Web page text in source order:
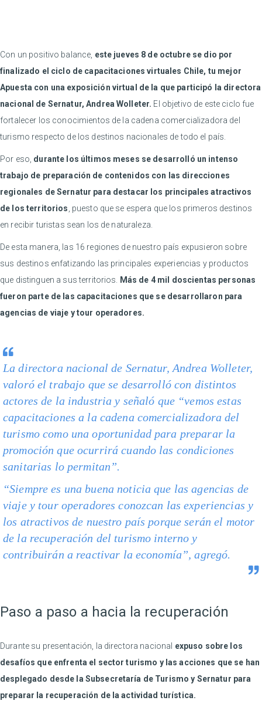
Con un positivo balance, este jueves 8 de octubre se dio por
finalizado el ciclo de capacitaciones virtuales Chile, tu mejor
Apuesta con una exposición virtual de la que participó la directora
nacional de Sernatur, Andrea Wolleter. El objetivo de este ciclo fue
fortalecer los conocimientos de la cadena comercializadora del
turismo respecto de los destinos nacionales de todo el país.
Por eso, durante los últimos meses se desarrolló un intenso
trabajo de preparación de contenidos con las direcciones
regionales de Sernatur para destacar los principales atractivos
de los territorios , puesto que se espera que los primeros destinos
en recibir turistas sean los de naturaleza.
De esta manera, las 16 regiones de nuestro país expusieron sobre
sus destinos enfatizando las principales experiencias y productos
que distinguen a sus territorios.
Más de 4 mil doscientas personas
fueron parte de las capacitaciones que se desarrollaron para
agencias de viaje y tour operadores.
La directora nacional de Sernatur, Andrea Wolleter,
valoró el trabajo que se desarrolló con distintos
actores de la industria y señaló que “vemos estas
capacitaciones a la cadena comercializadora del
turismo como una oportunidad para preparar la
promoción que ocurrirá cuando las condiciones
sanitarias lo permitan”.
“Siempre es una buena noticia que las agencias de
viaje y tour operadores conozcan las experiencias y
los atractivos de nuestro país porque serán el motor
de la recuperación del turismo interno y
contribuirán a reactivar la economía”, agregó.
Paso a paso a hacia la recuperación
Durante su presentación, la directora nacional expuso sobre los
desafíos que enfrenta el sector turismo y las acciones que se han
desplegado desde la Subsecretaría de Turismo y Sernatur para
preparar la recuperación de la actividad turística.